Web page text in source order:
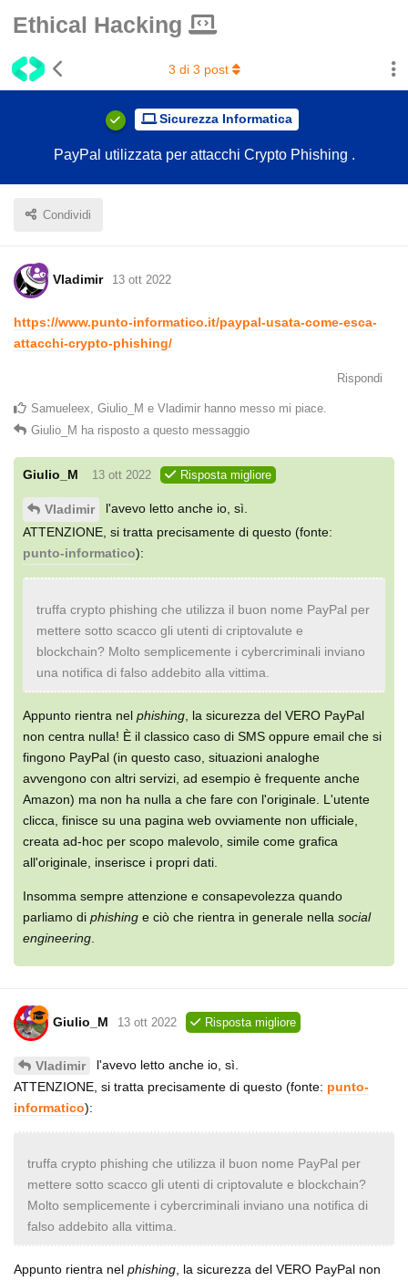
Ethical Hacking
Sicurezza Informatica
PayPal utilizzata per attacchi Crypto Phishing .
Condividi
3 di 3 post
Vladimir 13 ott 2022
https://www.punto-informatico.it/paypal-usata-come-esca-
attacchi-crypto-phishing/
Rispondi
Samueleex Giulio_M e Vladimir hanno messo mi piace
Giulio_M ha risposto a questo messaggio
Giulio_M 13 ott 2022 Risposta migliore
Vladimir
l'avevo letto anche io, sì.
ATTENZIONE, si tratta precisamente di questo (fonte:
punto-informatico):
truffa crypto phishing che utilizza il buon nome PayPal per
mettere sotto scacco gli utenti di criptovalute e
blockchain? Molto semplicemente i cybercriminali inviano
una notifica di falso addebito alla vittima.
Appunto rientra nel phishing , la sicurezza del VERO PayPal
non centra nulla! È il classico caso di SMS oppure email che si
fingono PayPal (in questo caso, situazioni analoghe
avvengono con altri servizi, ad esempio è frequente anche
Amazon) ma non ha nulla a che fare con l'originale. L'utente
clicca, finisce su una pagina web ovviamente non ufficiale,
creata ad-hoc per scopo malevolo, simile come grafica
all'originale, inserisce i propri dati.
Insomma sempre attenzione e consapevolezza quando
parliamo di phishing e ciò che rientra in generale nella social
engineering
Giulio_M 13 ott 2022 Risposta migliore
Vladimir
l'avevo letto anche io, sì.
ATTENZIONE, si tratta precisamente di questo (fonte: punto-
informatico):
truffa crypto phishing che utilizza il buon nome PayPal per
mettere sotto scacco gli utenti di criptovalute e blockchain?
Molto semplicemente i cybercriminali inviano una notifica di
falso addebito alla vittima.
Appunto rientra nel phishing , la sicurezza del VERO PayPal non